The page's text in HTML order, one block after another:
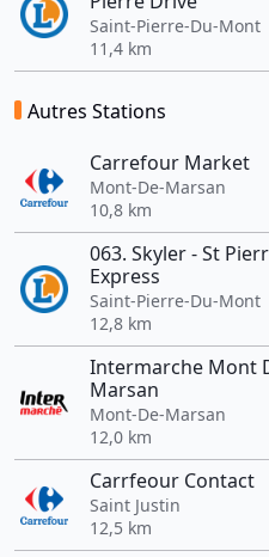
Saint-Pierre-Du-Mont
11,4 km
Autres Stations
Carrefour Market
Mont-De-Marsan
10,8 km
063. Skyler - St
Express
Saint-Pierre-Du-Mont
12,8 km
Intermarche Mont
Marsan
Mont-De-Marsan
12,0 km
Carrfeour Contact
Saint Justin
12,5 km